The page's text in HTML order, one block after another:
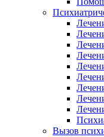
Вызов